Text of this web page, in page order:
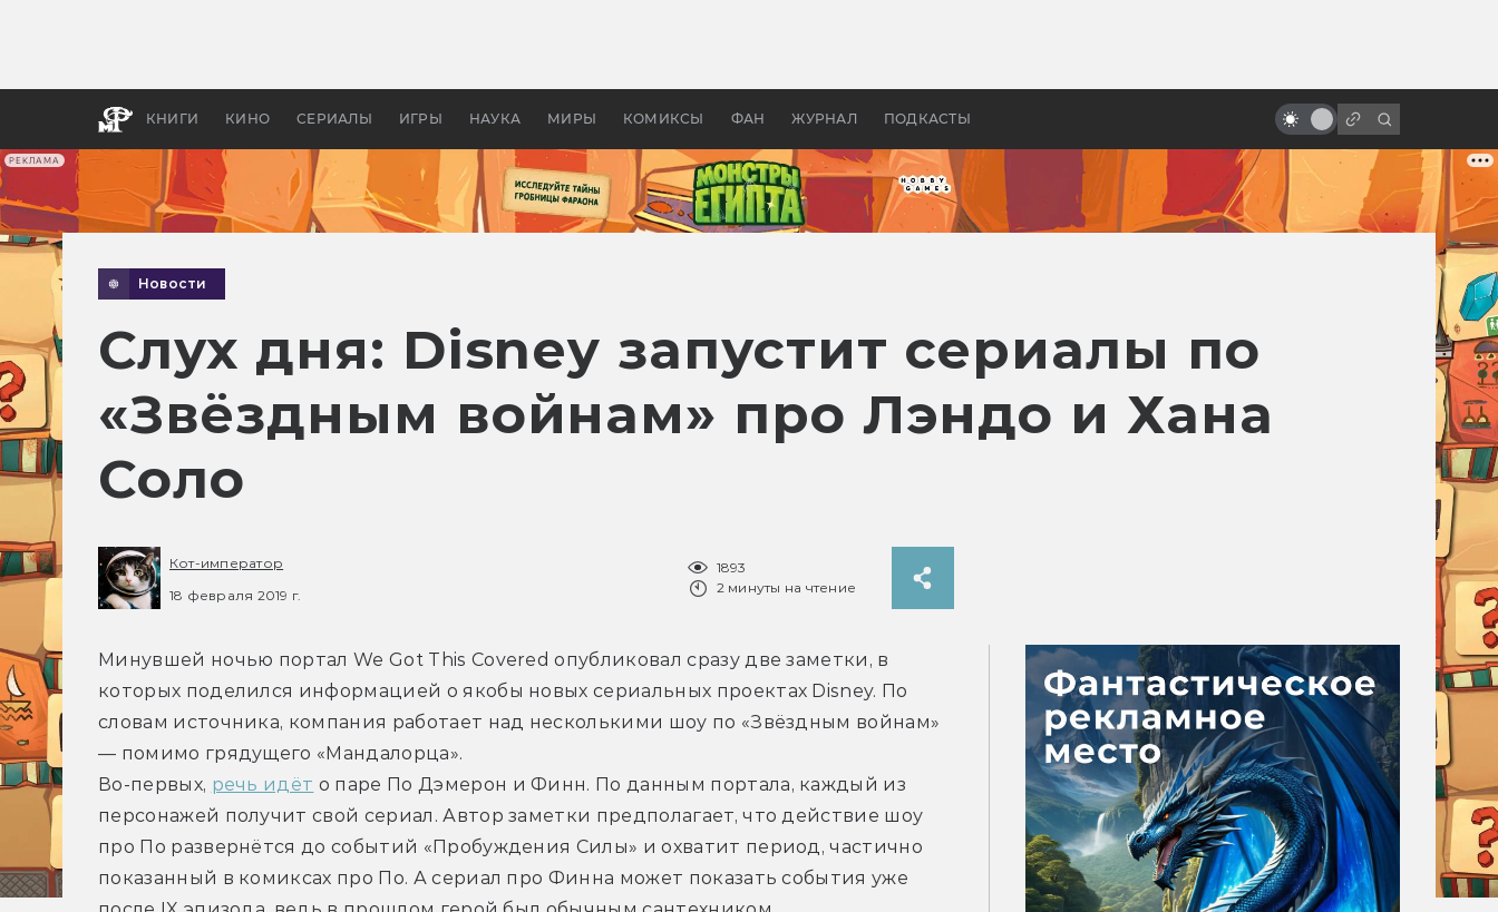
РЕКЛАМА
КНИГИ КИНО СЕРИАЛЫ ИГРЫ НАУКА МИРЫ КОМИКСЫ ФАН ЖУРНАЛ ПОДКАСТЫ
бы «Властелина колец»
Древней Грецией
антиэкранизация
Новости
Слух дня: Disney запустит сериалы по
«Звёздным войнам» про Лэндо и Хана
Соло
Кот-император
18 февраля 2019 г.
1893
2 минуты на чтение
Минувшей ночью портал We Got This Covered опубликовал сразу две заметки, в
которых поделился информацией о якобы новых сериальных проектах Disney. По
словам источника, компания работает над несколькими шоу по «Звёздным войнам»
— помимо грядущего «Мандалорца».
Во-первых, речь идёт о паре По Дэмерон и Финн. По данным портала, каждый из
персонажей получит свой сериал. Автор заметки предполагает, что действие шоу
про По развернётся до событий «Пробуждения Силы» и охватит период, частично
показанный в комиксах про По. А сериал про Финна может показать события уже